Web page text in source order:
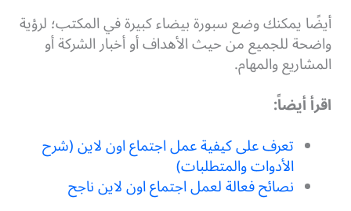
أيضًا يمكنك وضع سبورة بيضاء كبيرة في المكتب؛ لرؤية
واضحة للجميع من حيث الأهداف أو أخبار الشركة أو
المشاريع والمهام.
اقرأ أيضاً:
تعرف على كيفية عمل اجتماع اون لاين (شرح
الأدوات والمتطلبات)
نصائح فعالة لعمل اجتماع اون لاين ناجح